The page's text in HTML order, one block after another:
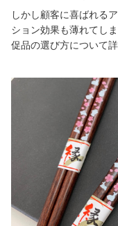
しかし顧客に喜ばれる
ション効果も薄れてし
促品の選び方について